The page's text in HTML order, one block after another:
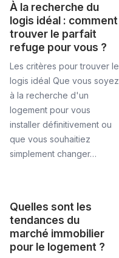
À la recherche du
logis idéal : comment
trouver le parfait
refuge pour vous ?
Les critères pour trouver le
logis idéal Que vous soyez
à la recherche d'un
logement pour vous
installer définitivement ou
que vous souhaitiez
simplement changer…
Quelles sont les
tendances du
marché immobilier
pour le logement ?